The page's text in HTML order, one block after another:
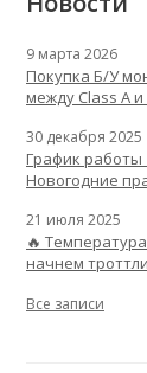
9 марта 2026
Покупка Б/У
между Class A и
30 декабря 2025
График
Новогодние
21 июля 2025
🔥
начнем
Все записи